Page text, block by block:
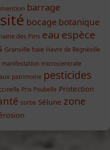
barrage
bocage botanique
des Pins eau espèce
Granville haie Havre de Regnéville
manifestation microcentrale
patrimoine pesticides
Prix Poubelle Protection
sortie Sélune zone